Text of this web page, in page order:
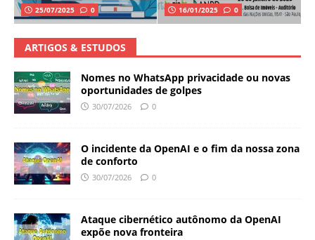
25/07/2025 0 16/01/2025 0
ARTIGOS & ESTUDOS
Nomes no WhatsApp privacidade ou novas
oportunidades de golpes
30/07/2026 0
O incidente da OpenAI e o fim da nossa zona
de conforto
30/07/2026 0
Ataque cibernético autônomo da OpenAI
expõe nova fronteira